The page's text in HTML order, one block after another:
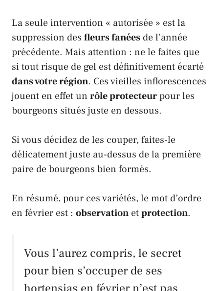
La seule intervention « autorisée » est la
suppression des fleurs fanées de l’année
précédente. Mais attention : ne le faites que
si tout risque de gel est définitivement écarté
dans votre région. Ces vieilles inflorescences
jouent en effet un rôle protecteurpour les
bourgeons situés juste en dessous.
Si vous décidez de les couper, faites-le
délicatement juste au-dessus de la première
paire de bourgeons bien formés.
En résumé, pour ces variétés, le mot d’ordre
en février est : observation etprotection.
Vous l’aurez compris, le secret
pour bien s’occuper de ses